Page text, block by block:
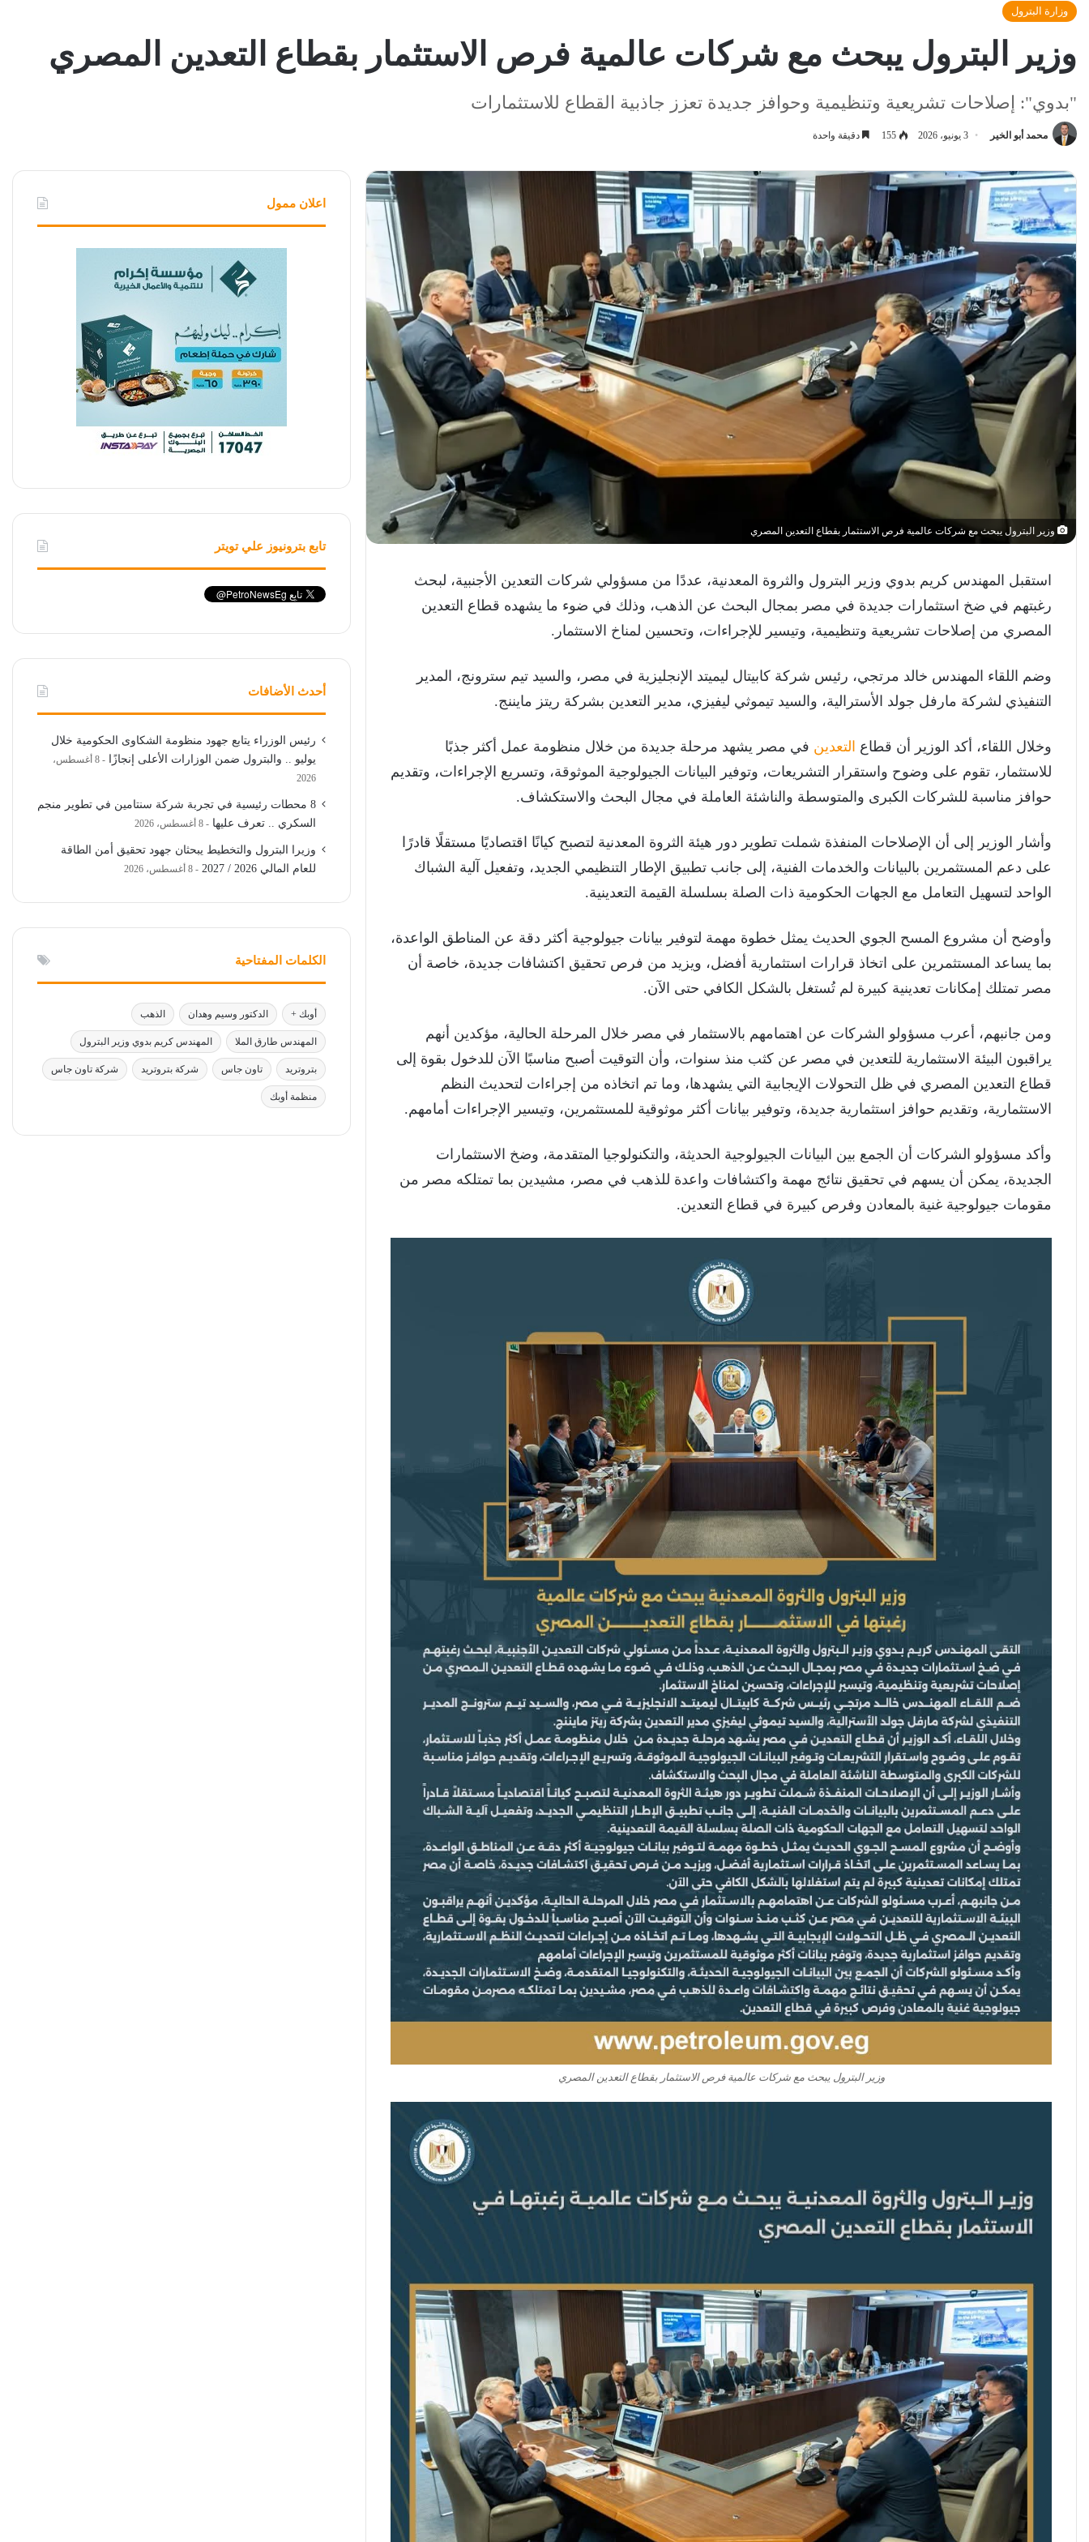
وزارة البترول
وزير البترول يبحث مع شركات عالمية فرص الاستثمار بقطاع التعدين المصري
"بدوي": إصلاحات تشريعية وتنظيمية وحوافز جديدة تعزز جاذبية القطاع للاستثمارات
محمد أبو الخير 3 يونيو، 2026 155 دقيقة واحدة
وزير البترول يبحث مع شركات عالمية فرص الاستثمار بقطاع التعدين المصري
استقبل المهندس كريم بدوي وزير البترول والثروة المعدنية، عددًا من مسؤولي شركات التعدين الأجنبية، لبحث
رغبتهم في ضخ استثمارات جديدة في مصر بمجال البحث عن الذهب، وذلك في ضوء ما يشهده قطاع التعدين
المصري من إصلاحات تشريعية وتنظيمية، وتيسير للإجراءات، وتحسين لمناخ الاستثمار.
وضم اللقاء المهندس خالد مرتجي، رئيس شركة كابيتال ليميتد الإنجليزية في مصر، والسيد تيم سترونج، المدير
التنفيذي لشركة مارفل جولد الأسترالية، والسيد تيموثي ليفيزي، مدير التعدين بشركة ريتز مايننج.
وخلال اللقاء، أكد الوزير أن قطاع التعدين في مصر يشهد مرحلة جديدة من خلال منظومة عمل أكثر جذبًا
للاستثمار، تقوم على وضوح واستقرار التشريعات، وتوفير البيانات الجيولوجية الموثوقة، وتسريع الإجراءات، وتقديم
حوافز مناسبة للشركات الكبرى والمتوسطة والناشئة العاملة في مجال البحث والاستكشاف.
وأشار الوزير إلى أن الإصلاحات المنفذة شملت تطوير دور هيئة الثروة المعدنية لتصبح كيانًا اقتصاديًا مستقلًا قادرًا
على دعم المستثمرين بالبيانات والخدمات الفنية، إلى جانب تطبيق الإطار التنظيمي الجديد، وتفعيل آلية الشباك
الواحد لتسهيل التعامل مع الجهات الحكومية ذات الصلة بسلسلة القيمة التعدينية.
وأوضح أن مشروع المسح الجوي الحديث يمثل خطوة مهمة لتوفير بيانات جيولوجية أكثر دقة عن المناطق الواعدة،
بما يساعد المستثمرين على اتخاذ قرارات استثمارية أفضل، ويزيد من فرص تحقيق اكتشافات جديدة، خاصة أن
مصر تمتلك إمكانات تعدينية كبيرة لم تُستغل بالشكل الكافي حتى الآن.
ومن جانبهم، أعرب مسؤولو الشركات عن اهتمامهم بالاستثمار في مصر خلال المرحلة الحالية، مؤكدين أنهم
يراقبون البيئة الاستثمارية للتعدين في مصر عن كثب منذ سنوات، وأن التوقيت أصبح مناسبًا الآن للدخول بقوة إلى
قطاع التعدين المصري في ظل التحولات الإيجابية التي يشهدها، وما تم اتخاذه من إجراءات لتحديث النظم
الاستثمارية، وتقديم حوافز استثمارية جديدة، وتوفير بيانات أكثر موثوقية للمستثمرين، وتيسير الإجراءات أمامهم.
وأكد مسؤولو الشركات أن الجمع بين البيانات الجيولوجية الحديثة، والتكنولوجيا المتقدمة، وضخ الاستثمارات
الجديدة، يمكن أن يسهم في تحقيق نتائج مهمة واكتشافات واعدة للذهب في مصر، مشيدين بما تمتلكه مصر من
مقومات جيولوجية غنية بالمعادن وفرص كبيرة في قطاع التعدين.
وزير البترول يبحث مع شركات عالمية فرص الاستثمار بقطاع التعدين المصري
اعلان ممول
تابع بترونيوز علي تويتر
أحدث الأضافات
رئيس الوزراء يتابع جهود منظومة الشكاوى الحكومية خلال
يوليو .. والبترول ضمن الوزارات الأعلى إنجازًا
8 أغسطس،
2026
8 محطات رئيسية في تجربة شركة سنتامين في تطوير منجم
السكري .. تعرف عليها
8 أغسطس، 2026
وزيرا البترول والتخطيط يبحثان جهود تحقيق أمن الطاقة
للعام المالي 2026 / 2027
8 أغسطس، 2026
الكلمات المفتاحية
أوبك + الدكتور وسيم وهدان الذهب
المهندس طارق الملا المهندس كريم بدوي وزير البترول
بتروتريد تاون جاس شركة بتروتريد شركة تاون جاس
منظمة أوبك